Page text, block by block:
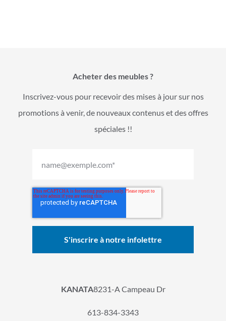
Acheter des meubles ?
Inscrivez-vous pour recevoir des mises à jour sur nos
promotions à venir, de nouveaux contenus et des offres
spéciales !!
KANATA8231-A Campeau Dr
613-834-3343